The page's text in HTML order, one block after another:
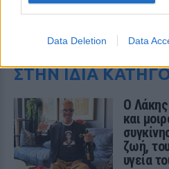
Data Deletion Data
ΔΕΙΤΕ ΕΠΙΣΗΣ
ΣΤΗΝ ΙΔΙΑ
Ο
και
ζωή,
υγεία